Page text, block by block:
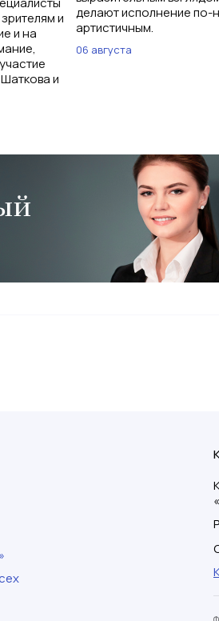
и
и на
и
делают исполнение по-
артистичным.
06 августа